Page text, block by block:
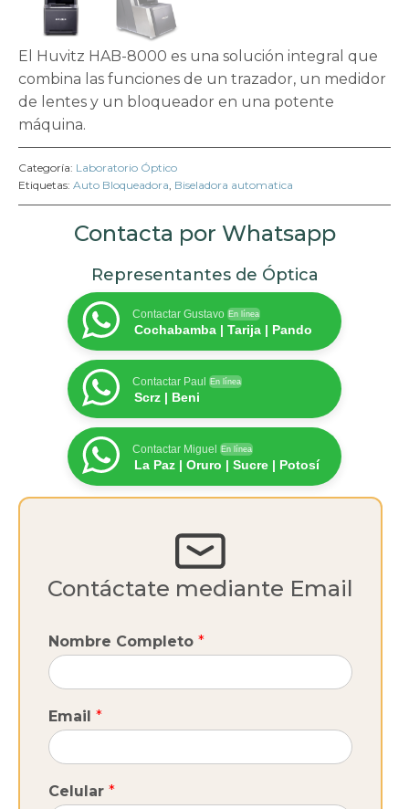
El Huvitz HAB-8000 es una solución integral que
combina las funciones de un trazador, un medidor
de lentes y un bloqueador en una potente
máquina.
Categoría: Laboratorio Óptico
Etiquetas: Auto Bloqueadora Biseladora automatica
Contacta por Whatsapp
Representantes de Óptica
Contactar Gustavo En línea
Cochabamba | Tarija | Pando
Contactar Paul En línea
Scrz | Beni
Contactar Miguel En línea
La Paz | Oruro | Sucre | Potosí
Contáctate mediante Email
Nombre Completo *
Email *
Celular *